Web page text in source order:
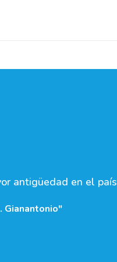
antigüedad en el país
Gianantonio"